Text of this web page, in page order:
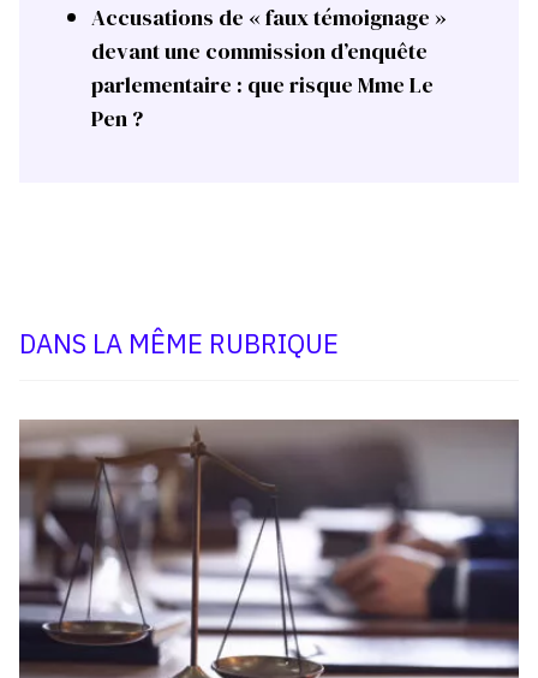
Accusations de « faux témoignage »
devant une commission d’enquête
parlementaire : que risque Mme Le
Pen ?
DANS LA MÊME RUBRIQUE